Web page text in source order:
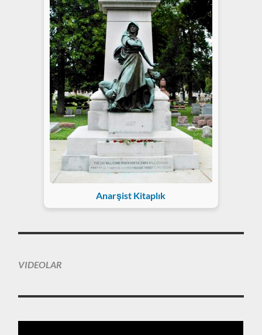
Anarşist Kitaplık
VIDEOLAR